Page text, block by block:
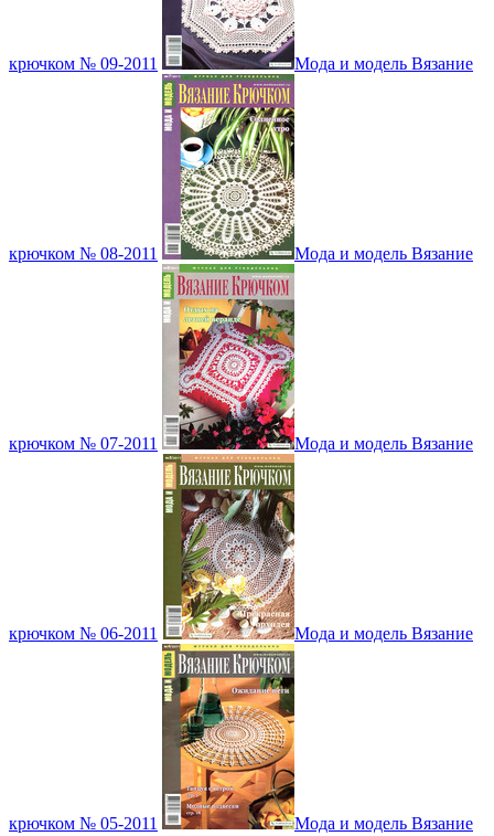
крючком № 09-2011 Мода и модель Вязание
крючком № 08-2011 Мода и модель Вязание
крючком № 07-2011 Мода и модель Вязание
крючком № 06-2011 Мода и модель Вязание
крючком № 05-2011 Мода и модель Вязание